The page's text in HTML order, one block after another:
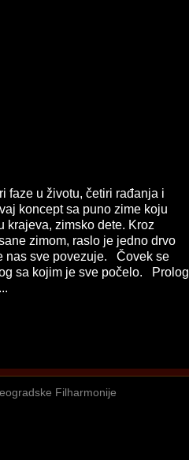
faze u životu, četiri rađanja i
koncept sa puno zime koju
krajeva, zimsko dete. Kroz
zimom, raslo je jedno drvo
nas sve povezuje. Čovek se
sa kojim je sve počelo. Prolog
Filharmonije